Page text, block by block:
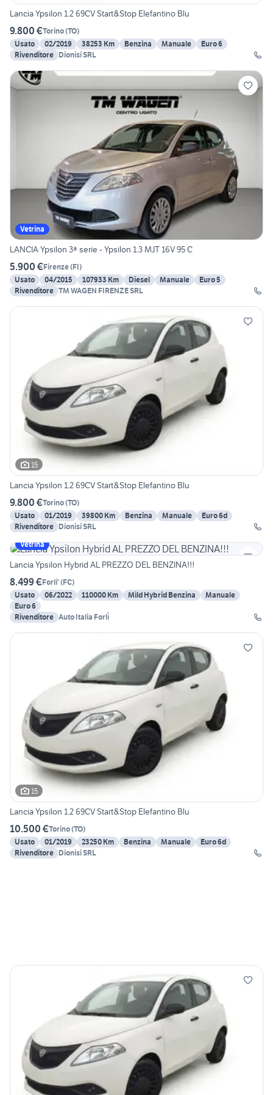
Lancia Ypsilon 1.2 69CV Start&Stop Elefantino Blu
9.800 €Torino(TO)
Usato
02/2019 38253 Km Benzina Manuale
Euro 6
Rivenditore Dionisi SRL
Vetrina
LANCIA Ypsilon 3ª serie - Ypsilon 1.3 MJT 16V 95 C
5.900 €Firenze(FI)
Usato
04/2015 107933 Km Diesel Manuale
Euro 5
Rivenditore TM WAGEN FIRENZE SRL
15
Lancia Ypsilon 1.2 69CV Start&Stop Elefantino Blu
9.800 €Torino(TO)
Usato
01/2019 39800 Km Benzina Manuale
Euro 6d
Rivenditore Dionisi SRL
Vetrina
Lancia Ypsilon Hybrid AL PREZZO DEL BENZINA!!!
8.499 €Forli' (FC)
Usato
06/2022 110000 Km Mild Hybrid Benzina
Manuale
Euro 6
Rivenditore Auto Italia Forlì
15
Lancia Ypsilon 1.2 69CV Start&Stop Elefantino Blu
10.500 €Torino(TO)
Usato
01/2019 23250 Km Benzina Manuale
Euro 6d
Rivenditore Dionisi SRL